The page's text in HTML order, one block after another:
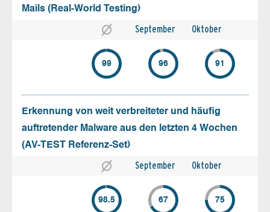
Mails (Real-World Testing)
September Oktober
99 96 91
Erkennung von weit verbreiteter und häufig
auftretender Malware aus den letzten 4 Wochen
(AV-TEST Referenz-Set)
September Oktober
98.5 67 75